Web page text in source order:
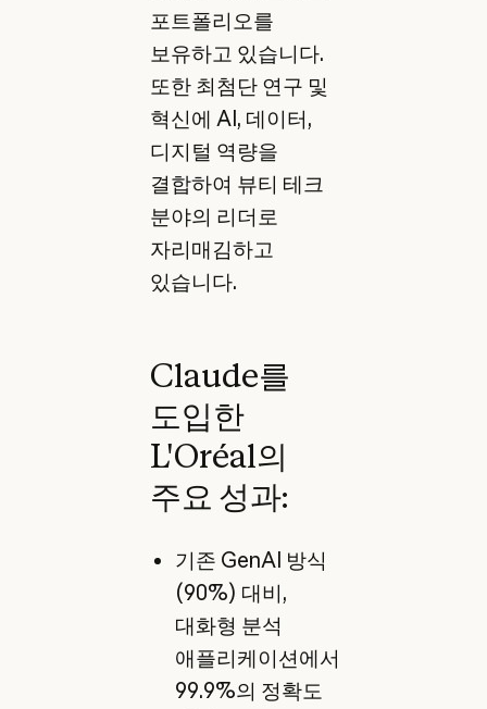
포트폴리오를
보유하고 있습니다.
또한 최첨단 연구 및
혁신에 AI, 데이터,
디지털 역량을
결합하여 뷰티 테크
분야의 리더로
자리매김하고
있습니다.
Claude를
도입한
L'Oréal의
주요 성과:
기존 GenAI 방식
(90%) 대비,
대화형 분석
애플리케이션에서
99.9%의 정확도